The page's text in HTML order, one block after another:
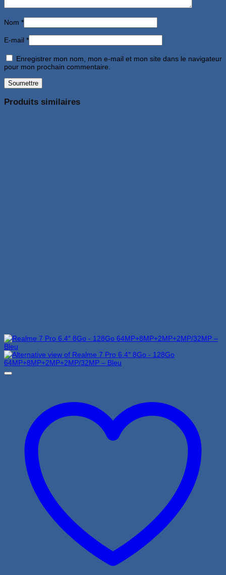
Nom *
E-mail *
Enregistrer mon nom, mon e-mail et mon site dans le navigateur
pour mon prochain commentaire.
Produits similaires